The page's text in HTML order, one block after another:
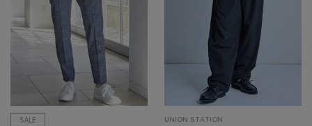
SALE
UNION STATION